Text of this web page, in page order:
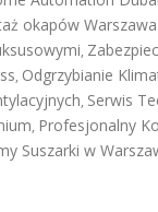
okapów Warszawa
,
, Odgrzybianie
, Serwis
, Profesjonalny
Suszarki w